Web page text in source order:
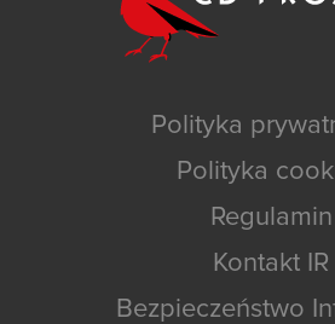
Polityka
Polityka
Regulamin
Kontakt IR
Bezpieczeństwo